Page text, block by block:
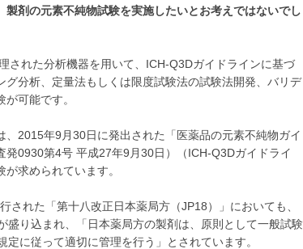
製剤の元素不純物試験を実施したいとお考えではないでし
された分析機器を用いて、ICH-Q3Dガイドラインに基づ
グ分析、定量法もしくは限度試験法の試験法開発、バリデ
可能です。
、2015年9月30日に発出された「医薬品の元素不純物ガイ
発0930第4号 平成27年9月30日）（ICH-Q3Dガイドライ
求められています。
された「第十八改正日本薬局方（JP18）」においても、
盛り込まれ、「日本薬局方の製剤は、原則として一般試験
に従って適切に管理を行う」とされています。